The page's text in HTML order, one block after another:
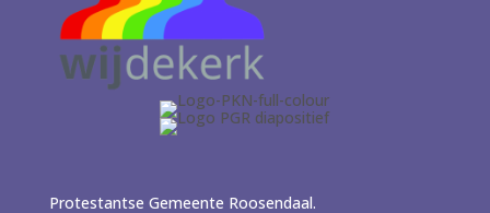
Protestantse Gemeente Roosendaal.